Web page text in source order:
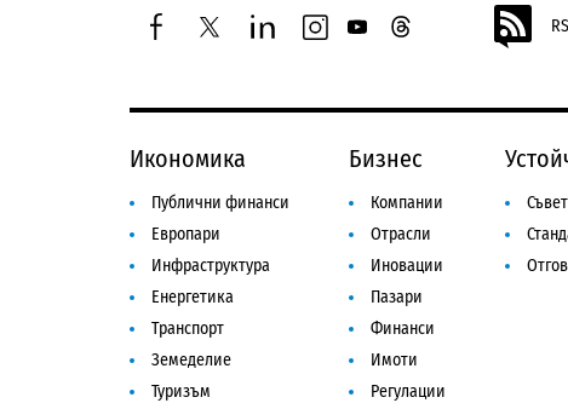
facebooktwitterlinkedininstagram
youtubethreads
Икономика
Публични финанси
Европари
Инфраструктура
Енергетика
Транспорт
Земеделие
Туризъм
Бизнес
Компании
Отрасли
Иновации
Пазари
Финанси
Имоти
Регулации